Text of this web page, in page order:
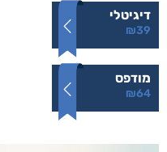
דיגיטלי
₪39
מודפס
₪64